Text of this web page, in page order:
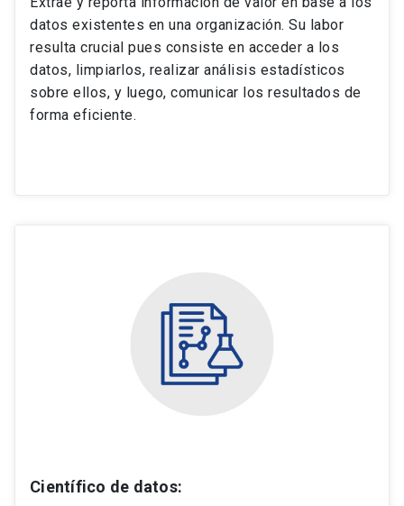
datos existentes en una organización. Su labor
resulta crucial pues consiste en acceder a los
datos, limpiarlos, realizar análisis estadísticos
sobre ellos, y luego, comunicar los resultados de
forma eficiente.
Científico de datos: